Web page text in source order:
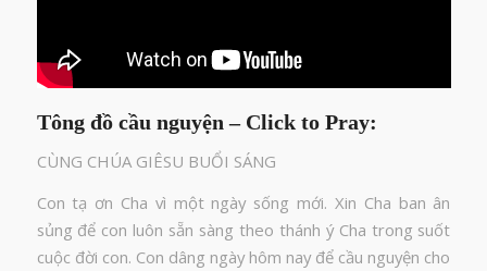
Tông đồ cầu nguyện – Click to Pray:
CÙNG CHÚA GIÊSU BUỔI SÁNG
Con tạ ơn Cha vì một ngày sống mới. Xin Cha ban ân
sủng để con luôn sẵn sàng theo thánh ý Cha trong suốt
cuộc đời con. Con dâng ngày hôm nay để cầu nguyện cho